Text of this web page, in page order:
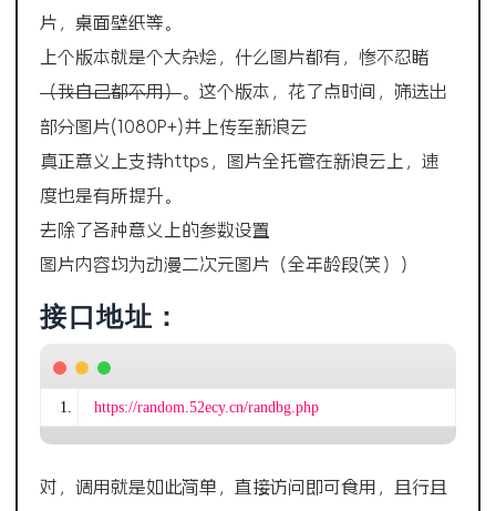
片，桌面壁纸等。
上个版本就是个大杂烩，什么图片都有，惨不忍睹
（我自己都不用） 。这个版本，花了点时间，筛选出
部分图片(1080P+)并上传至新浪云
真正意义上支持https，图片全托管在新浪云上，速
度也是有所提升。
去除了各种意义上的参数设置
图片内容均为动漫二次元图片（全年龄段(笑））
接口地址：
https://random.52ecy.cn/randbg.php
对，调用就是如此简单，直接访问即可食用，且行且